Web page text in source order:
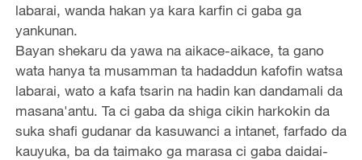
labarai, wanda hakan ya ‌kara karfin ci gaba ga
yankunan‌.
Bayan shekaru da yawa na aikace-aikace‌, ta ‌gano
wata hanya ta musamman‌ ta hadaddun kafofin watsa
labarai, wato a kafa tsarin na hadin kan dandamali da
masana'antu‌. Ta ci gaba da shiga cikin harkokin da
suka shafi gudanar da kasuwanci a intanet‌, ‌farfado da
kauyuka‌, ‌ba da taimako ga marasa ci gaba daidai-